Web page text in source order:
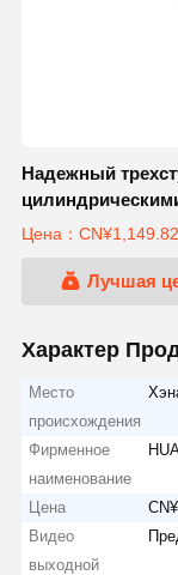
Надежный
Цена：
Лучшая
Характер
Место
происхождения
Фирменное
наименование
Цена
Видео
выходной